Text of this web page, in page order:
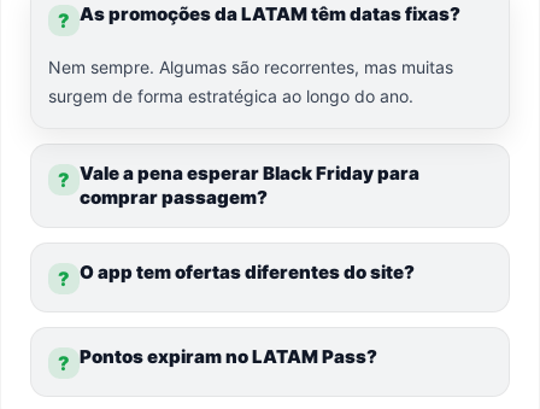
? As promoções da LATAM têm datas fixas?
Nem sempre. Algumas são recorrentes, mas muitas
surgem de forma estratégica ao longo do ano.
? Vale a pena esperar Black Friday para
comprar passagem?
? O app tem ofertas diferentes do site?
? Pontos expiram no LATAM Pass?